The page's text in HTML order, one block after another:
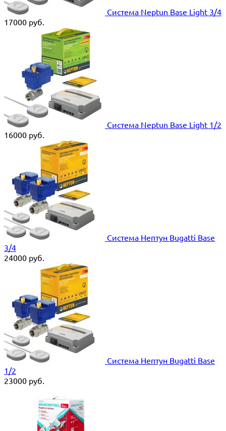
Система Neptun Base Light 3/4
17000 руб.
Система Neptun Base Light 1/2
16000 руб.
Система Нептун Bugatti Base
3/4
24000 руб.
Система Нептун Bugatti Base
1/2
23000 руб.